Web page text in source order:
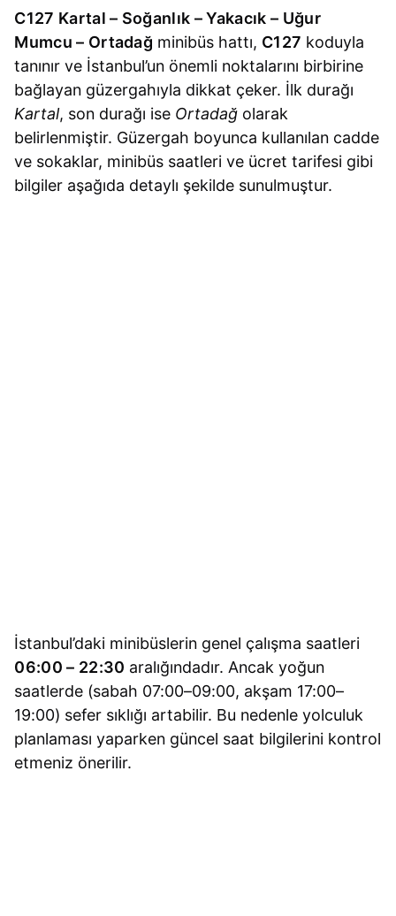
C127 Kartal – Soğanlık – Yakacık – Uğur
Mumcu – Ortadağ minibüs hattı, C127 koduyla
tanınır ve İstanbul’un önemli noktalarını birbirine
bağlayan güzergahıyla dikkat çeker. İlk durağı
Kartal, son durağı ise Ortadağ olarak
belirlenmiştir. Güzergah boyunca kullanılan cadde
ve sokaklar, minibüs saatleri ve ücret tarifesi gibi
bilgiler aşağıda detaylı şekilde sunulmuştur.
İstanbul’daki minibüslerin genel çalışma saatleri
06:00 – 22:30 aralığındadır. Ancak yoğun
saatlerde (sabah 07:00–09:00, akşam 17:00–
19:00) sefer sıklığı artabilir. Bu nedenle yolculuk
planlaması yaparken güncel saat bilgilerini kontrol
etmeniz önerilir.